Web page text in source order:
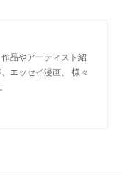
品やアーティスト紹
エッセイ漫画、 様々